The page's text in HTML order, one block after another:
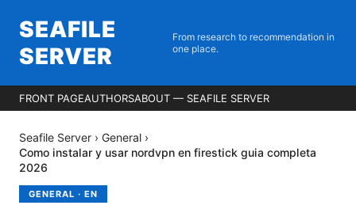
SEAFILE
SERVER
From research to recommendation in
one place.
FRONT PAGEAUTHORSABOUT — SEAFILE SERVER
Seafile Server › General ›
Como instalar y usar nordvpn en firestick guia completa
2026
GENERAL · EN